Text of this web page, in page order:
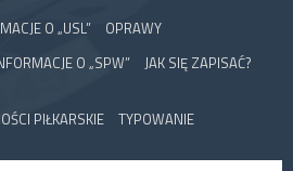
O „USL” OPRAWY
O „SPW”
JAK SIĘ ZAPISAĆ?
PIŁKARSKIE TYPOWANIE